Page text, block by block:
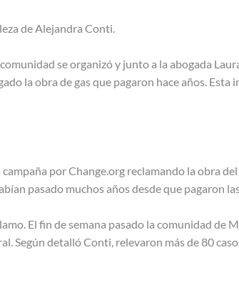
de Alejandra Conti.
se organizó y junto a la abogada
la obra de gas que pagaron hace años.
por Change.org reclamando la obra
pasado muchos años desde que pagaron
El fin de semana pasado la comunidad
Según detalló Conti, relevaron más de 80